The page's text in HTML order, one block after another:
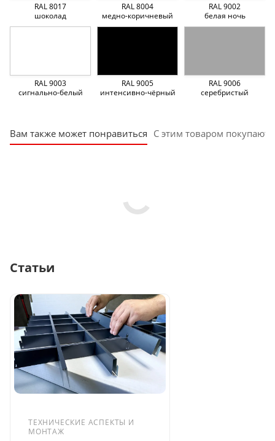
RAL 8017
шоколад
RAL 8004
медно-коричневый
RAL 9002
белая ночь
RAL 9003
сигнально-белый
RAL 9005
интенсивно-чёрный
RAL 9006
серебристый
Вам также может понравиться С этим товаром покупают
Статьи
ТЕХНИЧЕСКИЕ АСПЕКТЫ И
МОНТАЖ